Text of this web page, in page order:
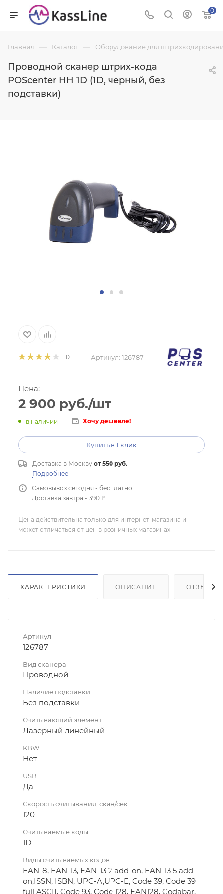
0
Главная — Каталог — Оборудование для
Проводной сканер штрих-кода
POScenter HH 1D (1D, черный, без
подставки)
10 Артикул: 126787
Цена:
2 900 руб./шт
в наличии Хочу дешевле!
Купить в 1 клик
Доставка в Москву от 550 руб.
Подробнее
Самовывоз сегодня - бесплатно
Доставка завтра - 390 ₽
Цена действительна только для интернет-магазина и
может отличаться от цен в розничных магазинах
ХАРАКТЕРИСТИКИ ОПИСАНИЕ ОТЗЫВЫ
Артикул
126787
Вид сканера
Проводной
Наличие подставки
Без подставки
Считывающий элемент
Лазерный линейный
KBW
Нет
USB
Да
Скорость считывания, скан/сек
120
Считываемые коды
1D
Виды считываемых кодов
EAN-8, EAN-13, EAN-13 2 add-on, EAN-13 5 add-
on,ISSN, ISBN, UPC-A,UPC-E, Code 39, Code 39
full ASCII, Code 93, Code 128, EAN128, Codabar,